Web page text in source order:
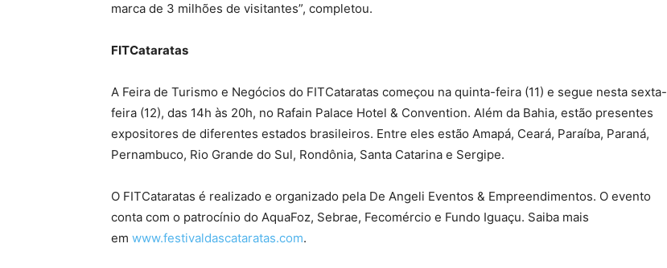
marca de 3 milhões de visitantes”, completou.
FITCataratas
A Feira de Turismo e Negócios do FITCataratas começou na quinta-feira (11) e segue nesta sexta-
feira (12), das 14h às 20h, no Rafain Palace Hotel & Convention. Além da Bahia, estão presentes
expositores de diferentes estados brasileiros. Entre eles estão Amapá, Ceará, Paraíba, Paraná,
Pernambuco, Rio Grande do Sul, Rondônia, Santa Catarina e Sergipe.
O FITCataratas é realizado e organizado pela De Angeli Eventos & Empreendimentos. O evento
conta com o patrocínio do AquaFoz, Sebrae, Fecomércio e Fundo Iguaçu. Saiba mais
em www.festivaldascataratas.com.